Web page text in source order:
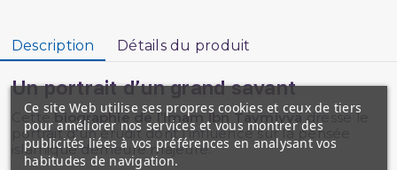
Description Détails du produit
Un portrait d’un grand savant
Cettebiographie de l’imam Ibn Taymiyyadresse le
portrait d’un érudit dont l’influence sur la pensée
islamique demeure majeure.
Ce site Web utilise ses propres cookies et ceux de tiers
pour améliorer nos services et vous montrer des
publicités liées à vos préférences en analysant vos
habitudes de navigation.